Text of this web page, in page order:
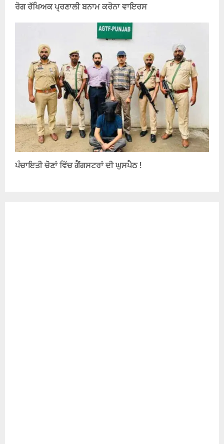
ਰੋਗ ਰੱਖਿਅਕ ਪ੍ਰਣਾਲੀ ਬਨਾਮ ਕਰੋਨਾ ਵਾਇਰਸ
ਪੰਚਾਇਤੀ ਚੋਣਾਂ ਵਿੱਚ ਗੈਂਗਸਟਰਾਂ ਦੀ ਘੁਸਪੈਠ !